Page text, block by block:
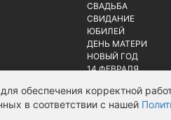
СВАДЬБА
СВИДАНИЕ
ЮБИЛЕЙ
ДЕНЬ МАТЕРИ
НОВЫЙ ГОД
14 ФЕВРАЛЯ
обеспечения корректной
в соответствии с нашей